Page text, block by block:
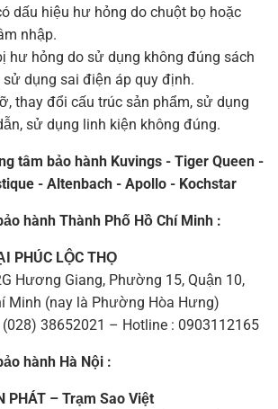
dấu hiệu hư hỏng do chuột bọ hoặc
nhập.
hư hỏng do sử dụng không đúng sách
dụng sai điện áp quy định.
thay đổi cấu trúc sản phẩm, sử dụng
sử dụng linh kiện không đúng.
tâm bảo hành Kuvings - Tiger Queen -
- Altenbach - Apollo - Kochstar
hành Thành Phố Hồ Chí Minh :
PHÚC LỘC THỌ
Giang, Phường 15, Quận 10,
Minh (nay là Phường Hòa Hưng)
38652021 – Hotline : 0903112165
hành Hà Nội :
PHÁT – Trạm Sao Việt